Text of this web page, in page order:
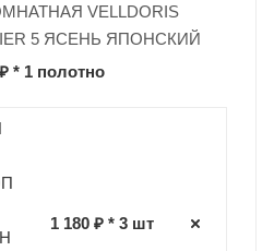
VELLDORIS
5 ЯСЕНЬ ЯПОНСКИЙ
* 1 полотно
1 180 ₽ * 3 шт